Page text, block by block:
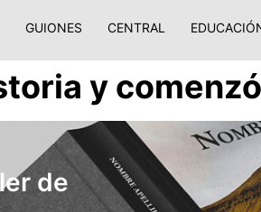
GUIONES CENTRAL
y
de